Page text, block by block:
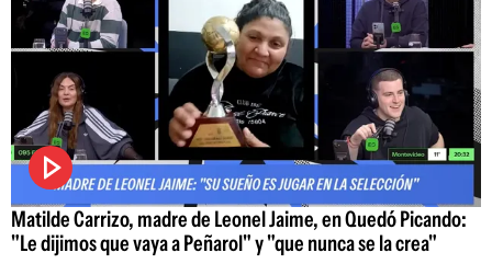
Matilde Carrizo, madre de Leonel Jaime, en Quedó Picando:
"Le dijimos que vaya a Peñarol" y "que nunca se la crea"